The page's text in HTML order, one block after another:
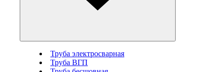
Труба электросварная
Труба ВГП